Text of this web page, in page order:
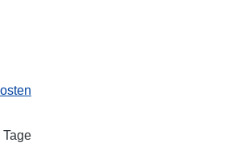
Tage